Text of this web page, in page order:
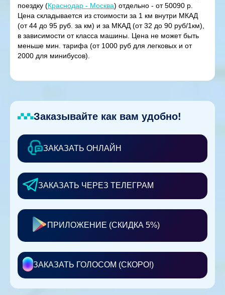
поездку (Краснодар - Москва) отдельно - от 50090 р.
Цена складывается из стоимости за 1 км внутри МКАД
(от 44 до 95 руб. за км) и за МКАД (от 32 до 90 руб/1км),
в зависимости от класса машины. Цена не может быть
меньше мин. тарифа (от 1000 руб для легковых и от
2000 для минибусов).
Заказывайте как вам удобно!
ЗАКАЗАТЬ ОНЛАЙН
ЗАКАЗАТЬ ЧЕРЕЗ ТЕЛЕГРАМ
ПРИЛОЖЕНИЕ (СКИДКА 5%)
ЗАКАЗАТЬ ГОЛОСОМ (СКОРО!)